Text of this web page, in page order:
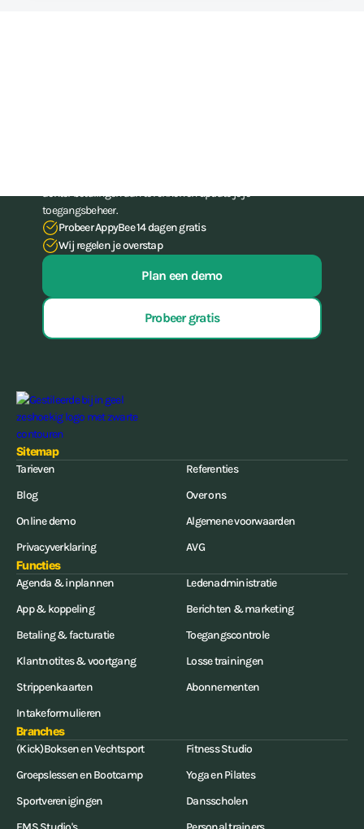
achter betalingen aan te rennen én update je je
toegangsbeheer.
Probeer AppyBee 14 dagen gratis
Wij regelen je overstap
Plan een demo
Probeer gratis
Sitemap
Tarieven
Referenties
Blog
Over ons
Online demo
Algemene voorwaarden
Privacyverklaring
AVG
Functies
Agenda & inplannen
Ledenadministratie
App & koppeling
Berichten & marketing
Betaling & facturatie
Toegangscontrole
Klantnotites & voortgang
Losse trainingen
Strippenkaarten
Abonnementen
Intakeformulieren
Branches
(Kick)Boksen en Vechtsport
Fitness Studio
Groepslessen en Bootcamp
Yoga en Pilates
Sportverenigingen
Dansscholen